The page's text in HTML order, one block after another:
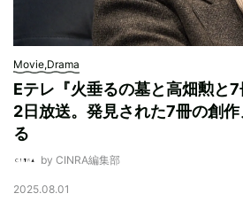
Movie,Drama
Eテレ『火垂るの墓と高畑勲と
2日放送。発見された7冊の創
る
by CINRA編集部
2025.08.01